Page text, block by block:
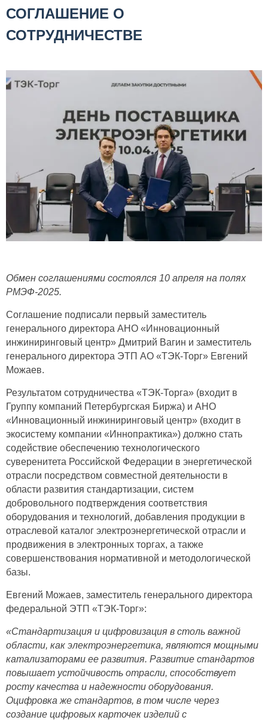
СОГЛАШЕНИЕ О
СОТРУДНИЧЕСТВЕ
Обмен соглашениями состоялся 10 апреля на полях
РМЭФ-2025.
Соглашение подписали первый заместитель
генерального директора АНО «Инновационный
инжиниринговый центр» Дмитрий Вагин и заместитель
генерального директора ЭТП АО «ТЭК-Торг» Евгений
Можаев.
Результатом сотрудничества «ТЭК-Торга» (входит в
Группу компаний Петербургская Биржа) и АНО
«Инновационный инжиниринговый центр» (входит в
экосистему компании «Иннопрактика») должно стать
содействие обеспечению технологического
суверенитета Российской Федерации в энергетической
отрасли посредством совместной деятельности в
области развития стандартизации, систем
добровольного подтверждения соответствия
оборудования и технологий, добавления продукции в
отраслевой каталог электроэнергетической отрасли и
продвижения в электронных торгах, а также
совершенствования нормативной и методологической
базы.
Евгений Можаев, заместитель генерального директора
федеральной ЭТП «ТЭК-Торг»:
«Стандартизация и цифровизация в столь важной
области, как электроэнергетика, являются мощными
катализаторами ее развития. Развитие стандартов
повышает устойчивость отрасли, способствует
росту качества и надежности оборудования.
Оцифровка же стандартов, в том числе через
создание цифровых карточек изделий с